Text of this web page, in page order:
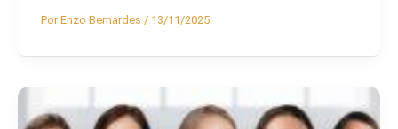
PorEnzo Bernardes / 13/11/2025